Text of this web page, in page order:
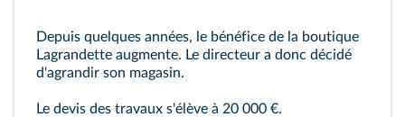
Depuis quelques années, le bénéfice de la boutique
Lagrandette augmente. Le directeur a donc décidé
d'agrandir son magasin.
Le devis des travaux s'élève à 20 000 €.